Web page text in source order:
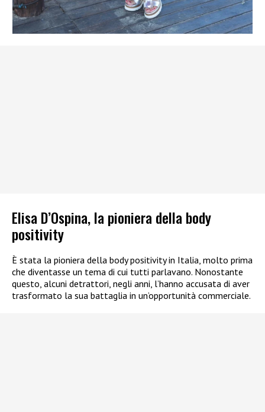
Elisa D’Ospina, la pioniera della body
positivity
È stata la pioniera della body positivity in Italia, molto prima
che diventasse un tema di cui tutti parlavano. Nonostante
questo, alcuni detrattori, negli anni, l’hanno accusata di aver
trasformato la sua battaglia in un’opportunità commerciale.